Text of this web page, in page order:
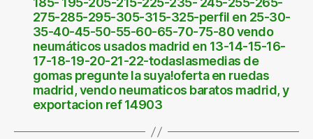
275-285-295-305-315-325-perfil en 25-30-
35-40-45-50-55-60-65-70-75-80 vendo
neumáticos usados madrid en 13-14-15-16-
17-18-19-20-21-22-todaslasmedias de
gomas pregunte la suya!oferta en ruedas
madrid, vendo neumaticos baratos madrid, y
exportacion ref 14903